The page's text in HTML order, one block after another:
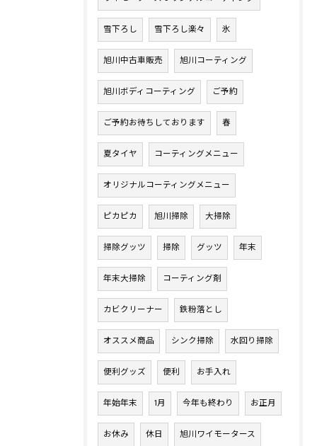
雪下ろし 雪下ろし楽々 氷
旭川中古車販売 旭川コーティング
旭川ボディコーティング ご予約
ご予約お待ちしております 春
夏タイヤ コーティングメニュー
オリジナルコーティングメニュー
ピカピカ 旭川掃除 大掃除
掃除グッツ 掃除 グッツ 年末
年末大掃除 コーティング剤
カビクリーナー 鉄粉落とし
オススメ商品 シンク掃除 水回り掃除
便利グッズ 便利 お手入れ
年始年末 1月 今年も終わり お正月
お休み 休日 旭川ワイモータース